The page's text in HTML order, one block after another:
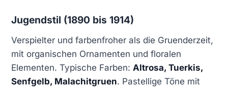
Jugendstil (1890 bis 1914)
Verspielter und farbenfroher als die Gruenderzeit,
mit organischen Ornamenten und floralen
Elementen. Typische Farben: Altrosa, Tuerkis,
Senfgelb, Malachitgruen. Pastellige Töne mit